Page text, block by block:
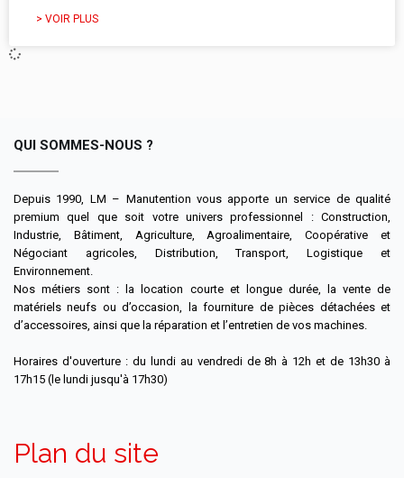
> VOIR PLUS
QUI SOMMES-NOUS ?
Depuis 1990, LM – Manutention vous apporte un service de qualité
premium quel que soit votre univers professionnel : Construction,
Industrie, Bâtiment, Agriculture, Agroalimentaire, Coopérative et
Négociant agricoles, Distribution, Transport, Logistique et
Environnement.
Nos métiers sont : la location courte et longue durée, la vente de
matériels neufs ou d’occasion, la fourniture de pièces détachées et
d’accessoires, ainsi que la réparation et l’entretien de vos machines.
Horaires d'ouverture : du lundi au vendredi de 8h à 12h et de 13h30 à
17h15 (le lundi jusqu'à 17h30)
Plan du site